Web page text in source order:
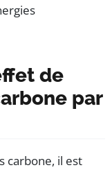
de
par
carbone, il est